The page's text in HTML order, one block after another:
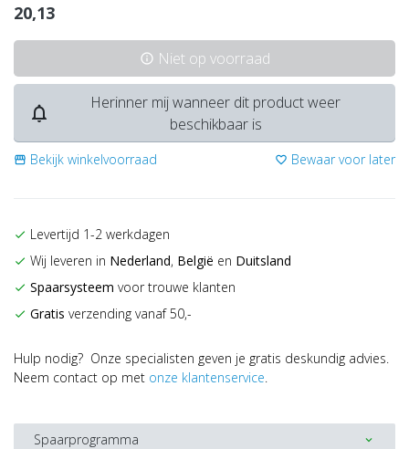
20,13
info Niet op voorraad
notifications_none
Herinner mij wanneer dit product weer
beschikbaar is
storefront Bekijk winkelvoorraad favorite_border Bewaar voor later
check Levertijd 1-2 werkdagen
check Wij leveren in Nederland, België en Duitsland
check Spaarsysteem voor trouwe klanten
check Gratis verzending vanaf 50,-
Hulp nodig? Onze specialisten geven je gratis deskundig advies.
Neem contact op met onze klantenservice.
Spaarprogramma expand_more